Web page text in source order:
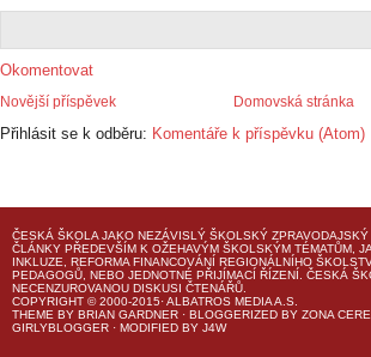
Okomentovat
Novější příspěvek Domovská stránka
Přihlásit se k odběru: Komentáře k příspěvku (Atom)
ČESKÁ ŠKOLA JAKO NEZÁVISLÝ ŠKOLSKÝ
ČLÁNKY PŘEDEVŠÍM K OŽEHAVÝM ŠKOLSKÝM TÉMATŮM,
INKLUZE, REFORMA FINANCOVÁNÍ REGIONÁLNÍHO
PEDAGOGŮ, NEBO JEDNOTNÉ PŘIJÍMACÍ ŘÍZENÍ. ČESKÁ
NECENZUROVANOU DISKUSI ČTENÁŘŮ.
COPYRIGHT © 2000-2015· ALBATROS MEDIA A.S.
THEME BY BRIAN GARDNER · BLOGGERIZED BY ZONA
GIRLYBLOGGER · MODIFIED BY J4W